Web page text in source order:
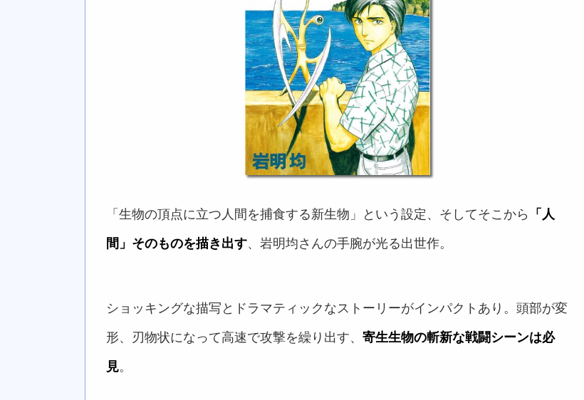
「生物の頂点に立つ人間を捕食する新生物」という設定、そしてそこから 「人
間」そのものを描き出す、岩明均さんの手腕が光る出世作。
ショッキングな描写とドラマティックなストーリーがインパクトあり。頭部が変
形、刃物状になって高速で攻撃を繰り出す、 寄生生物の斬新な戦闘シーンは必
見。